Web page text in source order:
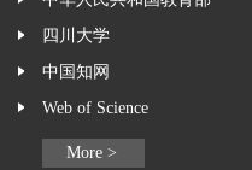
四川大学
中国知网
Web of Science
More >